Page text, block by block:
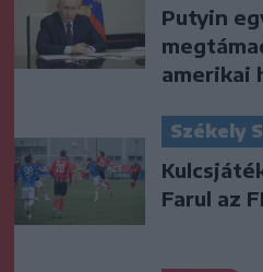
Putyin
amerikai
Székely
Farul az